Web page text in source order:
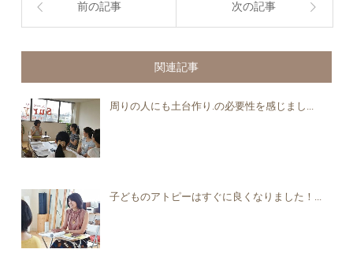
前の記事 次の記事
関連記事
周りの人にも土台作り.の必要性を感じまし...
子どものアトピーはすぐに良くなりました！...